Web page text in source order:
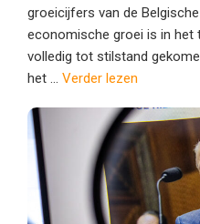
groeicijfers van de
economische groei is in het
volledig tot stilstand
het ... Verder lezen